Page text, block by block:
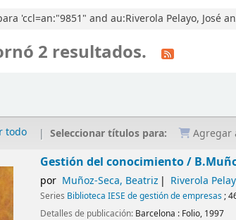
'ccl=an:"9851" and au:Riverola Pelayo, José
2 resultados.
todo Seleccionar títulos para: Agregar
Gestión del conocimiento /
por Muñoz-Seca, Beatriz Riverola
Series Biblioteca IESE de gestión de empresas;
Detalles de publicación: Barcelona : Folio, 1997